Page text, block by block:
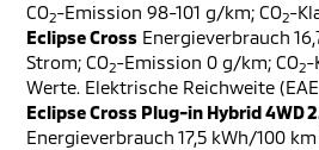
CO2-Emission 98-101 g/km; CO2-
Eclipse Cross Energieverbrauch
Strom; CO2-Emission 0 g/km; CO2-
Werte. Elektrische Reichweite
Eclipse Cross Plug-in Hybrid 4WD
Energieverbrauch 17,5 kWh/100